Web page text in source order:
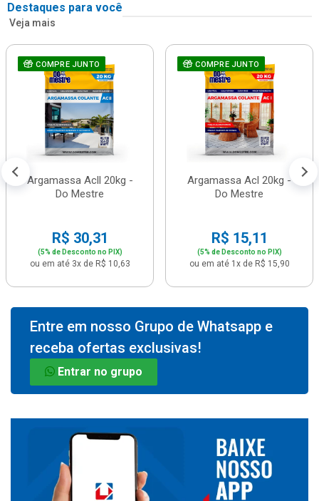
Destaques para você
Veja mais
COMPRE JUNTO
Argamassa Acll 20kg -
Do Mestre
R$ 30,31
(5% de Desconto no PIX)
ou em até 3x de R$ 10,63
COMPRE JUNTO
Argamassa Acl 20kg -
Do Mestre
R$ 15,11
(5% de Desconto no PIX)
ou em até 1x de R$ 15,90
Entre em nosso Grupo de Whatsapp e
receba ofertas exclusivas!
Entrar no grupo